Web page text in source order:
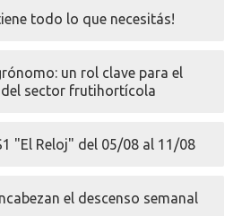
todo lo que necesitás!
un rol clave para el
sector frutihortícola
"El Reloj" del 05/08 al 11/08
el descenso semanal